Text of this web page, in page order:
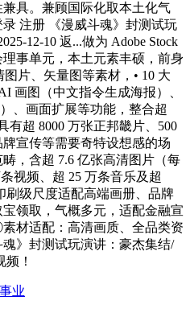
具。兼顾国际化取本土化气
注册 《漫威斗魂》封测试玩
12-10 返...做为 Adobe Stock
事单元，本土元素丰硕，前身
片、矢量图等素材，• 10 大
画图（中文指令生成海报）、
、画面扩展等功能，整合超
有超 8000 万张正邦畿片、500
宣传等需要奇特设想感的场
，含超 7.6 亿张高清图片（每
视频、超 25 万条音乐及超
刷级尺度适配高端画册、品牌
领取，气概多元，适配金融宣
材适配：高清画质、全品类资
》封测试玩演讲：豪杰集结/
！
业